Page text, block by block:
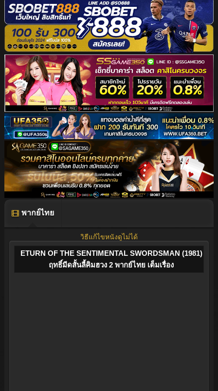
พากย์ไทย
วิธีแก้ไขหนังดูไม่ได้
ETURN OF THE SENTIMENTAL SWORDSMAN (1981)
ฤทธิ์มีดสั้นลี้คิมฮวง 2 พากย์ไทย เต็มเรื่อง